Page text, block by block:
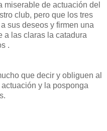
miserable de actuación del
club, pero que los tres
sus deseos y firmen una
a las claras la catadura
.
que decir y obliguen al
y la posponga